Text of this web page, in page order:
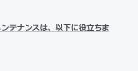
テナンスは、以下に役立ちま